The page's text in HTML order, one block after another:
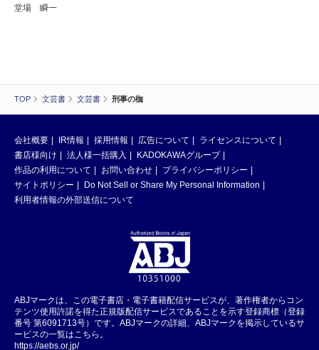
TOP 文芸書 文芸書 刑事の枷
堂場 瞬一
会社概要 IR情報 採用情報 広告について
ライセンスについて
書店様向け
法人様一括購入
KADOKAWAグループ
作品の利用について
お問い合わせ
プライバシーポリシー
サイトポリシー
Do Not Sell or Share My Personal Information
利用者情報の外部送信について
ABJマークは、この電子書店・電子書籍配信サービスが、著作権者からコン
テンツ使用許諾を得た正規版配信サービスであることを示す登録商標（登録
番号 第6091713号）です。ABJマークの詳細、ABJマークを掲示しているサ
ービスの一覧はこちら。
https://aebs.or.jp/